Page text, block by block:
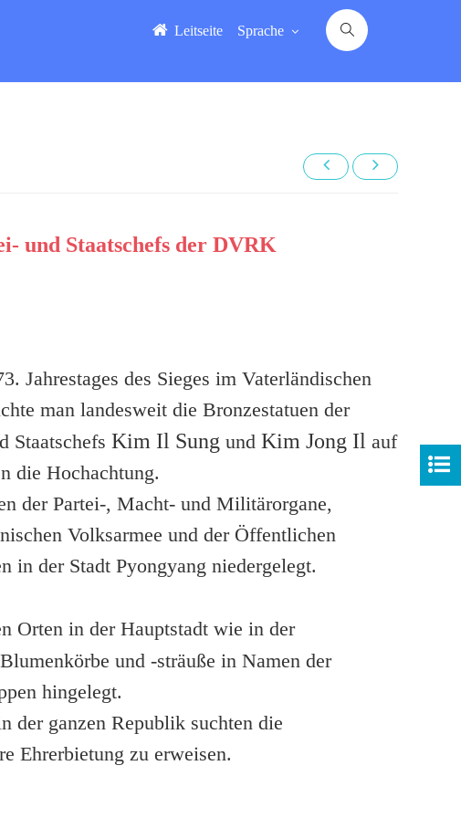
Leitseite Sprache
und Staatschefs der DVRK
Jahrestages des Sieges im Vaterländischen
man landesweit die Bronzestatuen der
Staatschefs Kim Il Sung und Kim Jong Il auf
die Hochachtung.
der Partei-, Macht- und Militärorgane,
Volksarmee und der Öffentlichen
in der Stadt Pyongyang niedergelegt.
Orten in der Hauptstadt wie in der
und -sträuße in Namen der
hingelegt.
der ganzen Republik suchten die
Ehrerbietung zu erweisen.